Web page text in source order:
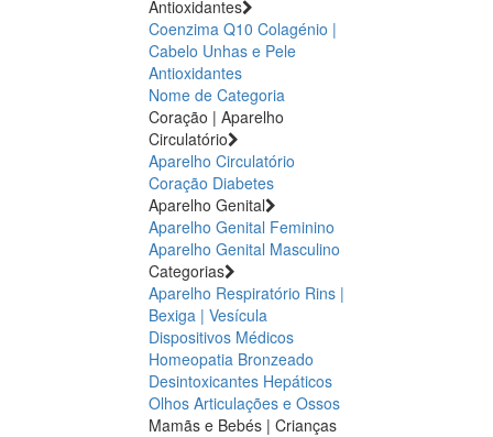
Antioxidantes
Coenzima Q10 Colagénio |
Cabelo Unhas e Pele
Antioxidantes
Nome de Categoria
Coração | Aparelho
Circulatório
Aparelho Circulatório
Coração Diabetes
Aparelho Genital
Aparelho Genital Feminino
Aparelho Genital Masculino
Categorias
Aparelho Respiratório Rins |
Bexiga | Vesícula
Dispositivos Médicos
Homeopatia Bronzeado
Desintoxicantes Hepáticos
Olhos Articulações e Ossos
Mamãs e Bebés | Crianças